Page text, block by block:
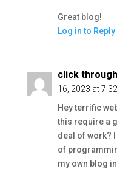
Great blog!
Log in to Reply
click
16, 2023 at
Hey terrific
this require a
deal of work?
of
my own blog